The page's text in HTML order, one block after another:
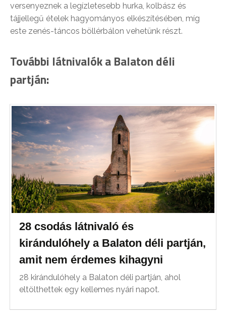
versenyeznek a legízletesebb hurka, kolbász és
tájjellegű ételek hagyományos elkészítésében, míg
este zenés-táncos böllérbálon vehetünk részt.
További látnivalók a Balaton déli
partján:
28 csodás látnivaló és
kirándulóhely a Balaton déli partján,
amit nem érdemes kihagyni
28 kirándulóhely a Balaton déli partján, ahol
eltölthettek egy kellemes nyári napot.